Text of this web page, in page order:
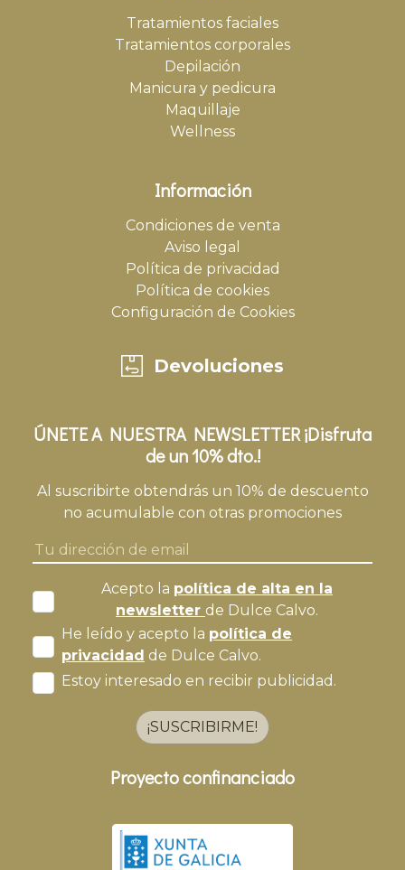
Tratamientos faciales
Tratamientos corporales
Depilación
Manicura y pedicura
Maquillaje
Wellness
Información
Condiciones de venta
Aviso legal
Política de privacidad
Política de cookies
Configuración de Cookies
Devoluciones
ÚNETE A NUESTRA NEWSLETTER ¡Disfruta
de un 10% dto.!
Al suscribirte obtendrás un 10% de descuento
no acumulable con otras promociones
Acepto la política de alta en la
newsletter de Dulce Calvo.
He leído y acepto la política de
privacidad de Dulce Calvo.
Estoy interesado en recibir publicidad.
¡SUSCRIBIRME!
Proyecto confinanciado